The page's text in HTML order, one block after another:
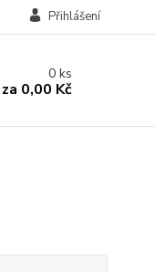
Přihlášení
0ks
za 0,00 Kč